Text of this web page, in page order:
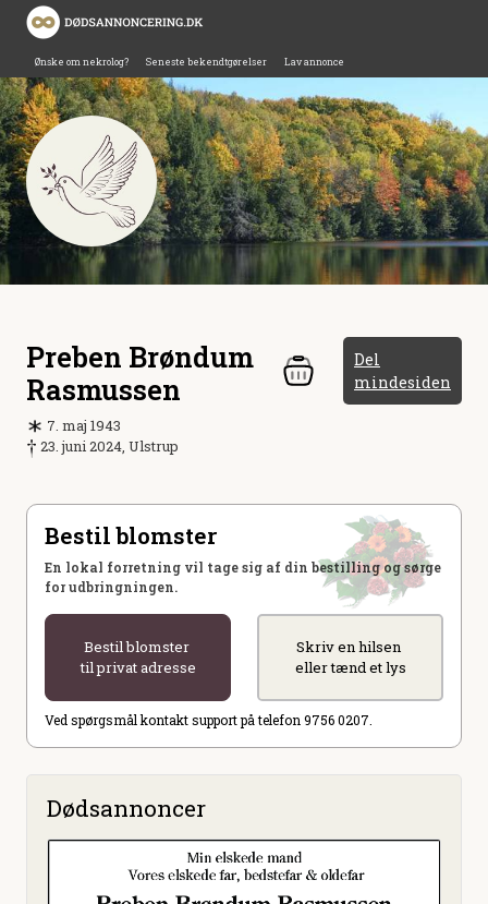
Ønske om nekrolog? Seneste bekendtgørelser Lav annonce
Preben Brøndum
Rasmussen
Del
mindesiden
7. maj 1943
23. juni 2024, Ulstrup
Bestil blomster
En lokal forretning vil tage sig af din bestilling og sørge
for udbringningen.
Bestil blomster
til privat adresse
Skriv en hilsen
eller tænd et lys
Ved spørgsmål kontakt support på telefon 9756 0207.
Dødsannoncer